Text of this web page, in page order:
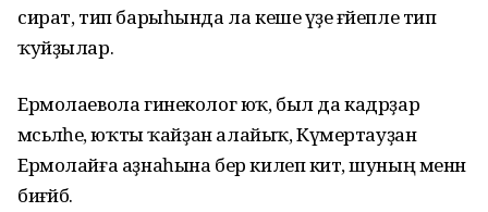
сират, тип барыһында ла кеше үҙе ғәйепле тип
ҡуйҙылар.
Ермолаевола гинеколог юҡ, был да кадрҙар
мәсьәләһе, юҡты ҡайҙан алайыҡ, Күмертауҙан
Ермолайға аҙнаһына бер килеп китә, шуның менән
биғәйбә.